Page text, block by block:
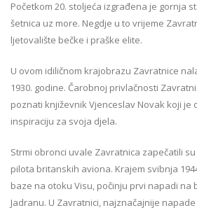
Početkom 20. stoljeća izgrađena je gornja
šetnica uz more. Negdje u to vrijeme
ljetovalište bečke i praške elite.
U ovom idiličnom krajobrazu Zavratnice
1930. godine. Čarobnoj privlačnosti
poznati književnik Vjenceslav Novak koji je
inspiraciju za svoja djela.
Strmi obronci uvale Zavratnica zapečatili
pilota britanskih aviona. Krajem svibnja
baze na otoku Visu, počinju prvi napadi na
Jadranu. U Zavratnici, najznačajnije